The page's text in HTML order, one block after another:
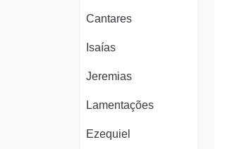
Cantares
Isaías
Jeremias
Lamentações
Ezequiel